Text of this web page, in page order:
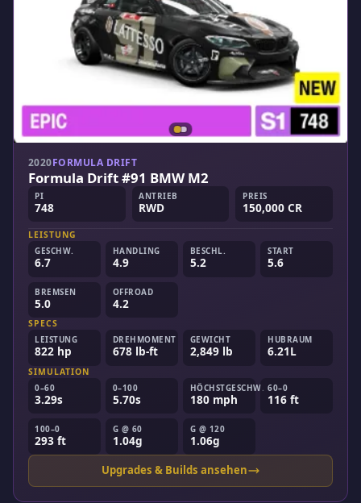
2020FORMULA DRIFT
Formula Drift #91 BMW M2
PI
748
ANTRIEB
RWD
PREIS
150,000 CR
LEISTUNG
GESCHW.
6.7
HANDLING
4.9
BESCHL.
5.2
START
5.6
BREMSEN
5.0
OFFROAD
4.2
SPECS
LEISTUNG
822 hp
DREHMOMENT
678 lb-ft
GEWICHT
2,849 lb
HUBRAUM
6.21L
SIMULATION
0–60
3.29s
0–100
5.70s
HÖCHSTGESCHW.
180 mph
60–0
116 ft
100–0
293 ft
G @ 60
1.04g
G @ 120
1.06g
Upgrades & Builds ansehen